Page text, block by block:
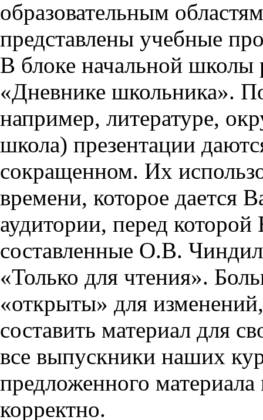
образовательным
представлены учебные
В блоке начальной школы
«Дневнике школьника».
например, литературе,
школа) презентации
сокращенном. Их
времени, которое дается
аудитории, перед
составленные О.В.
«Только для чтения».
«открыты» для
составить материал для
все выпускники наших
предложенного
корректно.